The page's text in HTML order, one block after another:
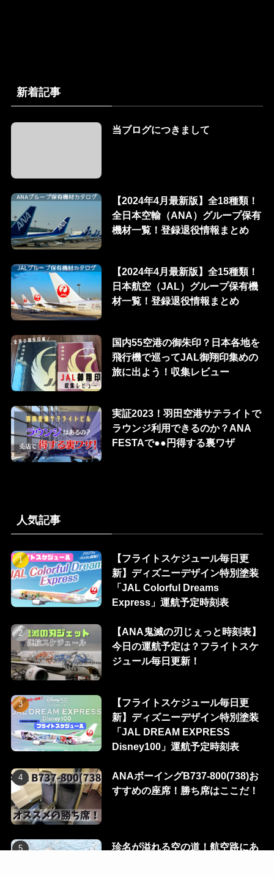
新着記事
当ブログにつきまして
【2024年4月最新版】全18種類！
全日本空輸（ANA）グループ保有
機材一覧！登録退役情報まとめ
【2024年4月最新版】全15種類！
日本航空（JAL）グループ保有機
材一覧！登録退役情報まとめ
国内55空港の御朱印？日本各地を
飛行機で巡ってJAL御翔印集めの
旅に出よう！収集レビュー
実証2023！羽田空港サテライトで
ラウンジ利用できるのか？ANA
FESTAで●●円得する裏ワザ
人気記事
【フライトスケジュール毎日更
新】ディズニーデザイン特別塗装
「JAL Colorful Dreams
Express」運航予定時刻表
【ANA鬼滅の刃じぇっと時刻表】
今日の運航予定は？フライトスケ
ジュール毎日更新！
【フライトスケジュール毎日更
新】ディズニーデザイン特別塗装
「JAL DREAM EXPRESS
Disney100」運航予定時刻表
ANAボーイングB737-800(738)お
すすめの座席！勝ち席はここだ！
珍名が溢れる空の道！航空路にあ